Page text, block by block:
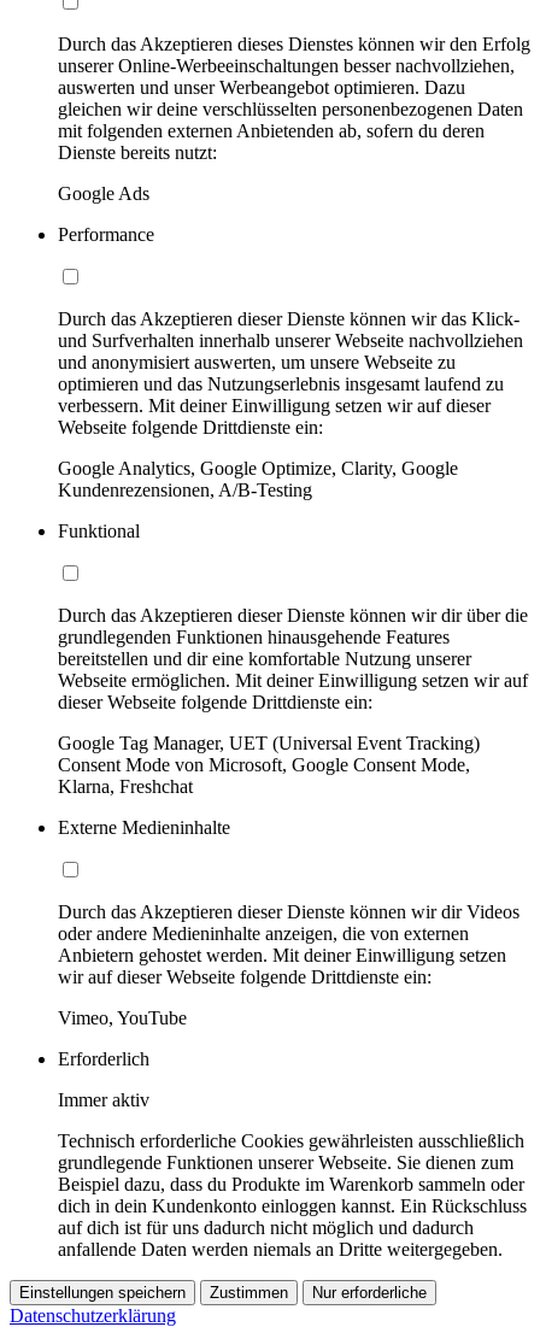
Durch das Akzeptieren dieses Dienstes können wir den Erfolg
unserer Online-Werbeeinschaltungen besser nachvollziehen,
auswerten und unser Werbeangebot optimieren. Dazu
gleichen wir deine verschlüsselten personenbezogenen Daten
mit folgenden externen Anbietenden ab, sofern du deren
Dienste bereits nutzt:
Google Ads
Performance
Durch das Akzeptieren dieser Dienste können wir das Klick-
und Surfverhalten innerhalb unserer Webseite nachvollziehen
und anonymisiert auswerten, um unsere Webseite zu
optimieren und das Nutzungserlebnis insgesamt laufend zu
verbessern. Mit deiner Einwilligung setzen wir auf dieser
Webseite folgende Drittdienste ein:
Google Analytics, Google Optimize, Clarity, Google
Kundenrezensionen, A/B-Testing
Funktional
Durch das Akzeptieren dieser Dienste können wir dir über die
grundlegenden Funktionen hinausgehende Features
bereitstellen und dir eine komfortable Nutzung unserer
Webseite ermöglichen. Mit deiner Einwilligung setzen wir auf
dieser Webseite folgende Drittdienste ein:
Google Tag Manager, UET (Universal Event Tracking)
Consent Mode von Microsoft, Google Consent Mode,
Klarna, Freshchat
Externe Medieninhalte
Durch das Akzeptieren dieser Dienste können wir dir Videos
oder andere Medieninhalte anzeigen, die von externen
Anbietern gehostet werden. Mit deiner Einwilligung setzen
wir auf dieser Webseite folgende Drittdienste ein:
Vimeo, YouTube
Erforderlich
Immer aktiv
Technisch erforderliche Cookies gewährleisten ausschließlich
grundlegende Funktionen unserer Webseite. Sie dienen zum
Beispiel dazu, dass du Produkte im Warenkorb sammeln oder
dich in dein Kundenkonto einloggen kannst. Ein Rückschluss
auf dich ist für uns dadurch nicht möglich und dadurch
anfallende Daten werden niemals an Dritte weitergegeben.
Einstellungen speichern Zustimmen Nur erforderliche
Datenschutzerklärung